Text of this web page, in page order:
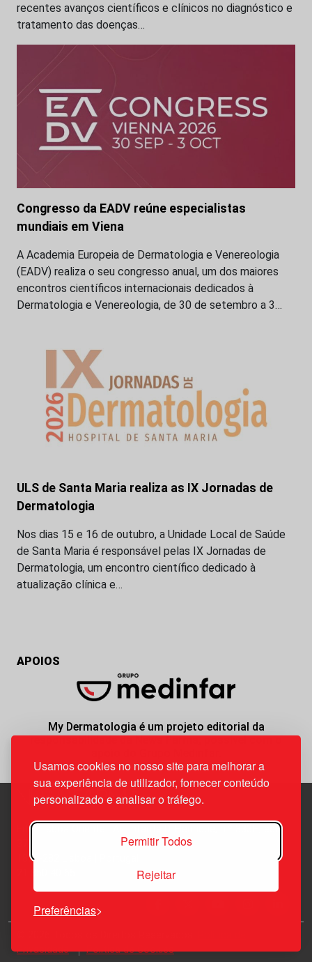
Usamos cookies no nosso site para melhorar a
sua experiência de utilizador, fornecer conteúdo
personalizado e analisar o tráfego.
Permitir Todos
Rejeitar
Preferências
recentes avanços científicos e clínicos no diagnóstico e
tratamento das doenças…
Congresso da EADV reúne especialistas
mundiais em Viena
A Academia Europeia de Dermatologia e Venereologia
(EADV) realiza o seu congresso anual, um dos maiores
encontros científicos internacionais dedicados à
Dermatologia e Venereologia, de 30 de setembro a 3…
ULS de Santa Maria realiza as IX Jornadas de
Dermatologia
Nos dias 15 e 16 de outubro, a Unidade Local de Saúde
de Santa Maria é responsável pelas IX Jornadas de
Dermatologia, um encontro científico dedicado à
atualização clínica e…
APOIOS
My Dermatologia é um projeto editorial da
responsabilidade da News Farma, possível com o
Edif. Lisboa Oriente | Av. Infante D. Henrique, n.º 333H, esc.
1800-282 Lisboa | Portugal
Privacidade
Política de Cookies